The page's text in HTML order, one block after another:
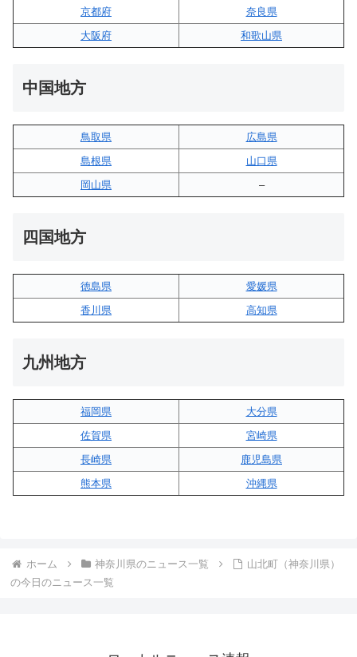
京都府
奈良県
大阪府
和歌山県
中国地方
鳥取県
広島県
島根県
山口県
岡山県
–
四国地方
徳島県
愛媛県
香川県
高知県
九州地方
福岡県
大分県
佐賀県
宮崎県
長崎県
鹿児島県
熊本県
沖縄県
ホーム 神奈川県のニュース一覧
山北町（神奈川県）
の今日のニュース一覧